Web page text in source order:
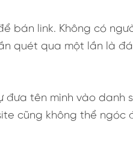
bán link. Không có
quét qua một lần là
đưa tên mình vào danh
cũng không thể ngóc